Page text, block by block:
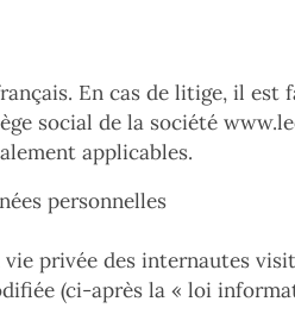
En cas de litige, il
social de la société
applicables.
personnelles
privée des internautes
(ci-après la « loi